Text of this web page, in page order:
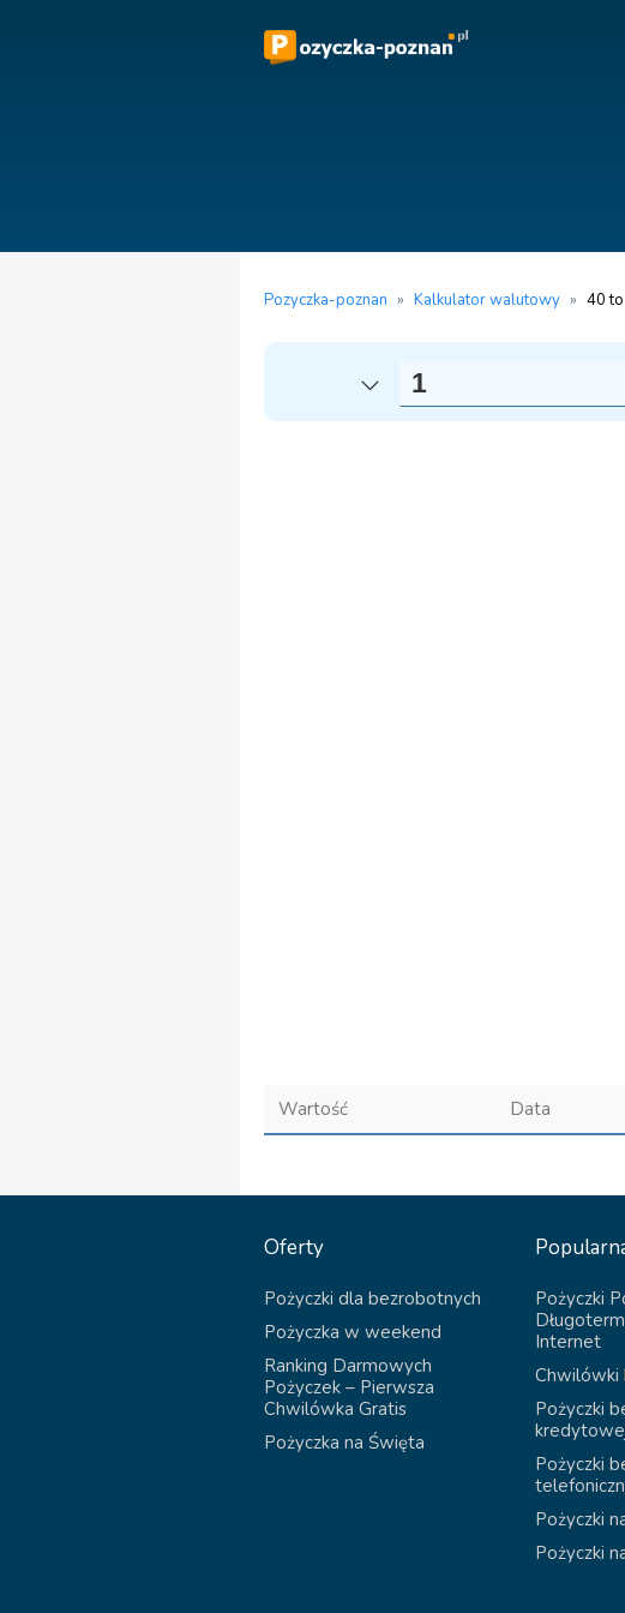
Pozyczka-poznan » Kalkulator walutowy » 40 to
Wartość Data
Oferty
Pożyczki dla bezrobotnych
Pożyczka w weekend
Ranking Darmowych
Pożyczek – Pierwsza
Chwilówka Gratis
Pożyczka na Święta
Pożyczki
Internet
Chwilówki
Pożyczki
Pożyczki
Pożyczki
Pożyczki